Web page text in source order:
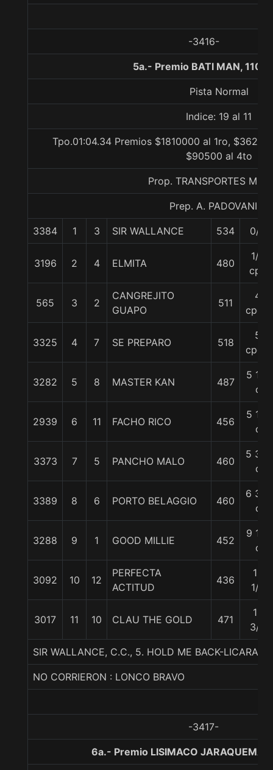
-3416-
5a.- Premio BATI MAN, 1100
Pista Normal
Indice: 19 al 11
Tpo.01:04.34 Premios $1810000 al 1ro,
$90500 al 4to
Prop. TRANSPORTES
Prep. A. PADOVANI E.
3384 1 3 SIR WALLANCE 534 0/0
3196 2 4 ELMITA 480
1/2
cpo
565 3 2
CANGREJITO
GUAPO
511
4
cpos.
3325 4 7 SE PREPARO 518
5
cpos.
3282 5 8 MASTER KAN 487
5 1/4
c
2939 6 11 FACHO RICO 456
5 1/4
c
3373 7 5 PANCHO MALO 460
5 3/4
c
3389 8 6 PORTO BELAGGIO 460
6 3/4
c
3288 9 1 GOOD MILLIE 452
9 1/2
c
3092 10 12
PERFECTA
ACTITUD
436
10
1/2
3017 11 10 CLAU THE GOLD 471
12
3/4
SIR WALLANCE, C.C., 5. HOLD ME BACK-
NO CORRIERON : LONCO BRAVO
-3417-
6a.- Premio LISIMACO